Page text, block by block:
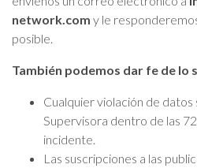
network.com y le
posible.
También podemos dar fe de lo
Cualquier violación de
Supervisora dentro de las
incidente.
Las suscripciones a las